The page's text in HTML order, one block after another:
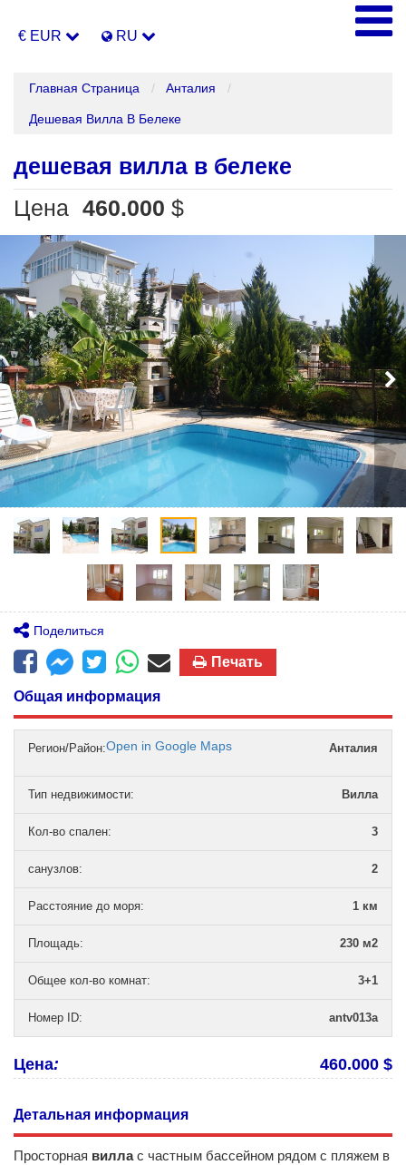
€ EUR RU
Главная Страница Анталия
Дешевая Вилла В Белеке
дешевая вилла в белеке
Цена 460.000 $
Поделиться
Печать
Общая информация
Регион/Район: Анталия
Open in Google Maps
Тип недвижимости: Вилла
Кол-во спален: 3
санузлов: 2
Расстояние до моря: 1 км
Площадь: 230 м2
Общее кол-во комнат: 3+1
Номер ID: antv013a
Цена: 460.000 $
Детальная информация
Просторная виллас частным бассейном рядом с пляжем в